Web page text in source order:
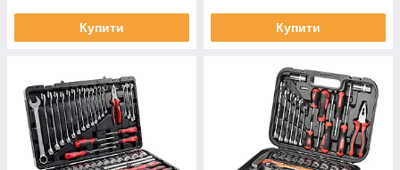
Купити Купити